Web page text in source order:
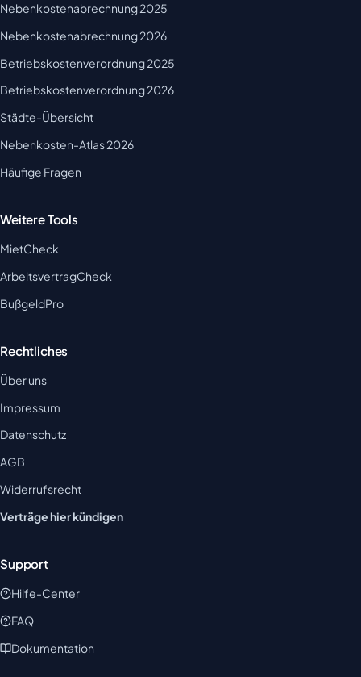
Nebenkostenabrechnung 2025
Nebenkostenabrechnung 2026
Betriebskostenverordnung 2025
Betriebskostenverordnung 2026
Städte-Übersicht
Nebenkosten-Atlas 2026
Häufige Fragen
Weitere Tools
MietCheck
ArbeitsvertragCheck
BußgeldPro
Rechtliches
Über uns
Impressum
Datenschutz
AGB
Widerrufsrecht
Verträge hier kündigen
Support
Hilfe-Center
FAQ
Dokumentation